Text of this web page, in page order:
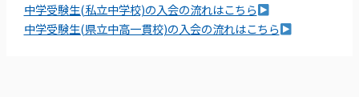
中学受験生(私立中学校)の入会の流れはこちら
中学受験生(県立中高一貫校)の入会の流れはこちら